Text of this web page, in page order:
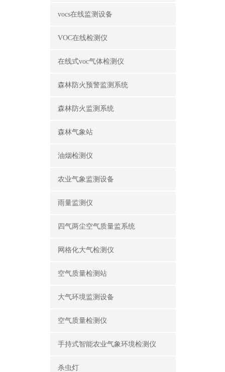
vocs在线监测设备
VOC在线检测仪
在线式voc气体检测仪
森林防火预警监测系统
森林防火监测系统
森林气象站
油烟检测仪
农业气象监测设备
雨量监测仪
四气两尘空气质量监系统
网格化大气检测仪
空气质量检测站
大气环境监测设备
空气质量检测仪
手持式智能农业气象环境检测仪
杀虫灯